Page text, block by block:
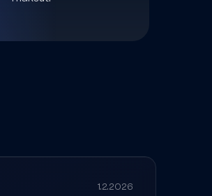
1.2.2026